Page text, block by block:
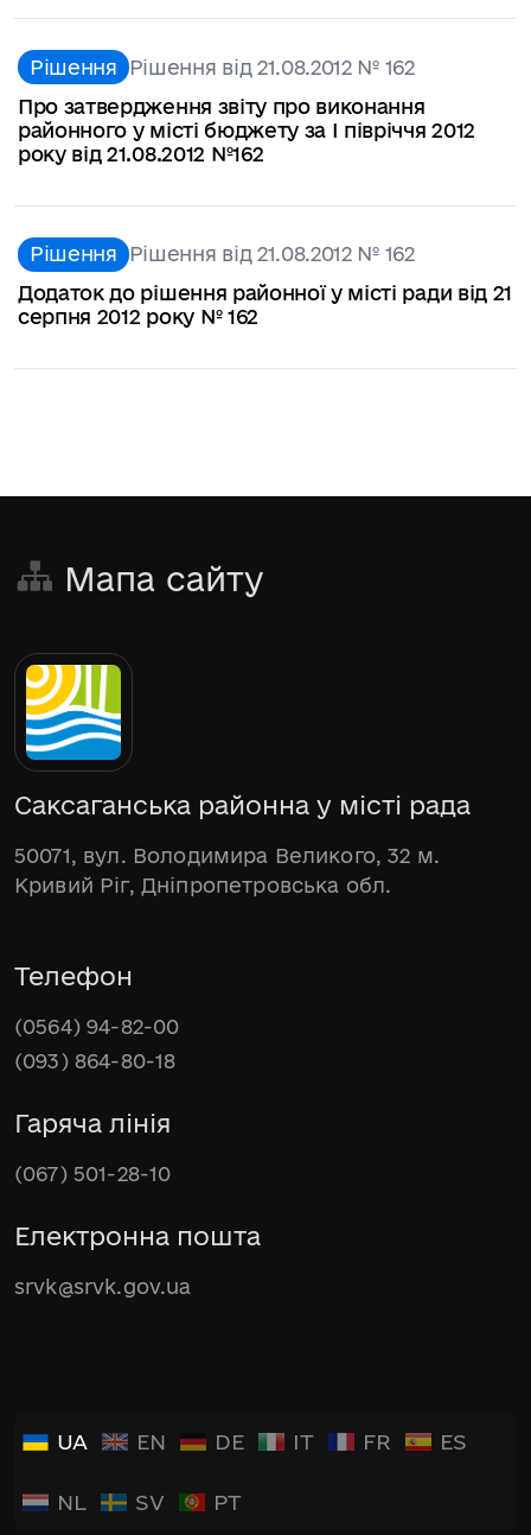
Рішення Рішення від 21.08.2012 № 162
Про затвердження звіту про виконання
районного у місті бюджету за І півріччя 2012
року від 21.08.2012 №162
Рішення Рішення від 21.08.2012 № 162
Додаток до рішення районної у місті ради від 21
серпня 2012 року № 162
Мапа сайту
Саксаганська районна у місті рада
50071, вул. Володимира Великого, 32 м.
Кривий Ріг, Дніпропетровська обл.
Телефон
(0564) 94-82-00
(093) 864-80-18
Гаряча лінія
(067) 501-28-10
Електронна пошта
srvk@srvk.gov.ua
UA EN DE IT FR ES
NL SV PT